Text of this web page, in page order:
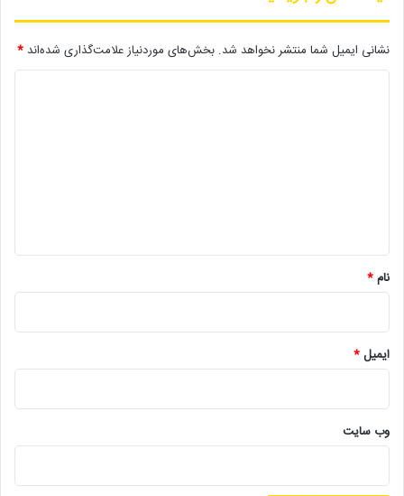
نشانی ایمیل شما منتشر نخواهد شد. بخش‌های موردنیاز علامت‌گذاری شده‌اند *
نام*
ایمیل*
وب‌ سایت